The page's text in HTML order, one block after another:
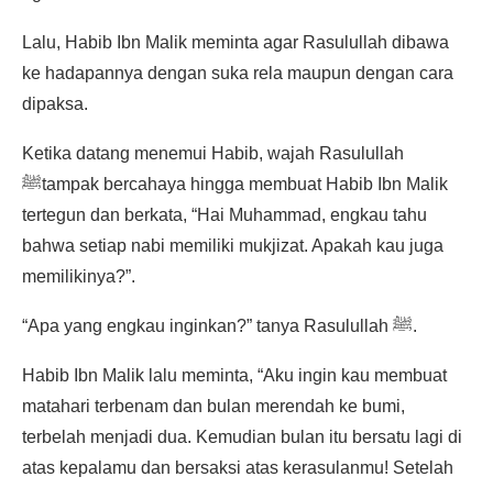
Lalu, Habib Ibn Malik meminta agar Rasulullah dibawa
ke hadapannya dengan suka rela maupun dengan cara
dipaksa.
Ketika datang menemui Habib, wajah Rasulullah
ﷺtampak bercahaya hingga membuat Habib Ibn Malik
tertegun dan berkata, “Hai Muhammad, engkau tahu
bahwa setiap nabi memiliki mukjizat. Apakah kau juga
memilikinya?”.
“Apa yang engkau inginkan?” tanya Rasulullah ﷺ.
Habib Ibn Malik lalu meminta, “Aku ingin kau membuat
matahari terbenam dan bulan merendah ke bumi,
terbelah menjadi dua. Kemudian bulan itu bersatu lagi di
atas kepalamu dan bersaksi atas kerasulanmu! Setelah